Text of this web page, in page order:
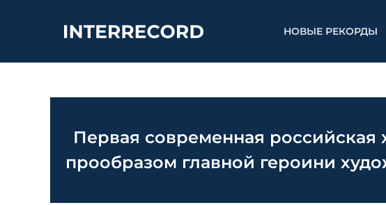
НОВЫЕ РЕКОРДЫ
Первая современная российская
прообразом главной героини